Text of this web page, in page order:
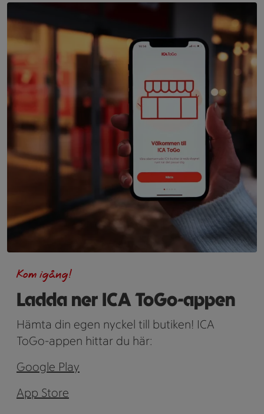
En person håller en mobiltelefon som visar ICA Toggos
Ladda ner ICA ToGo-appen
Kom igång!
Hämta din egen nyckel till butiken! ICA
ToGo-appen hittar du här:
Google Play
App Store